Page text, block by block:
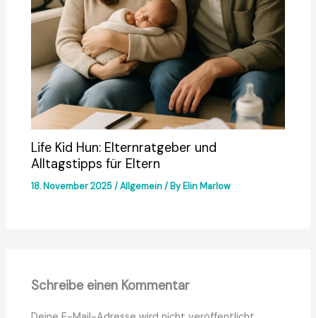
Life Kid Hun: Elternratgeber und
Alltagstipps für Eltern
18. November 2025/Allgemein/ ByElin Marlow
Schreibe einen Kommentar